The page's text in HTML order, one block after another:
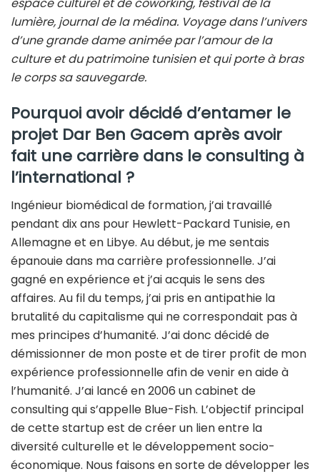
espace culturel et de coworking, festival de la
lumière, journal de la médina. Voyage dans l’univers
d’une grande dame animée par l’amour de la
culture et du patrimoine tunisien et qui porte à bras
le corps sa sauvegarde.
Pourquoi avoir décidé d’entamer le
projet Dar Ben Gacem après avoir
fait une carrière dans le consulting à
l’international ?
Ingénieur biomédical de formation, j’ai travaillé
pendant dix ans pour Hewlett-Packard Tunisie, en
Allemagne et en Libye. Au début, je me sentais
épanouie dans ma carrière professionnelle. J’ai
gagné en expérience et j’ai acquis le sens des
affaires. Au fil du temps, j’ai pris en antipathie la
brutalité du capitalisme qui ne correspondait pas à
mes principes d’humanité. J’ai donc décidé de
démissionner de mon poste et de tirer profit de mon
expérience professionnelle afin de venir en aide à
l’humanité. J’ai lancé en 2006 un cabinet de
consulting qui s’appelle Blue-Fish. L’objectif principal
de cette startup est de créer un lien entre la
diversité culturelle et le développement socio-
économique. Nous faisons en sorte de développer les